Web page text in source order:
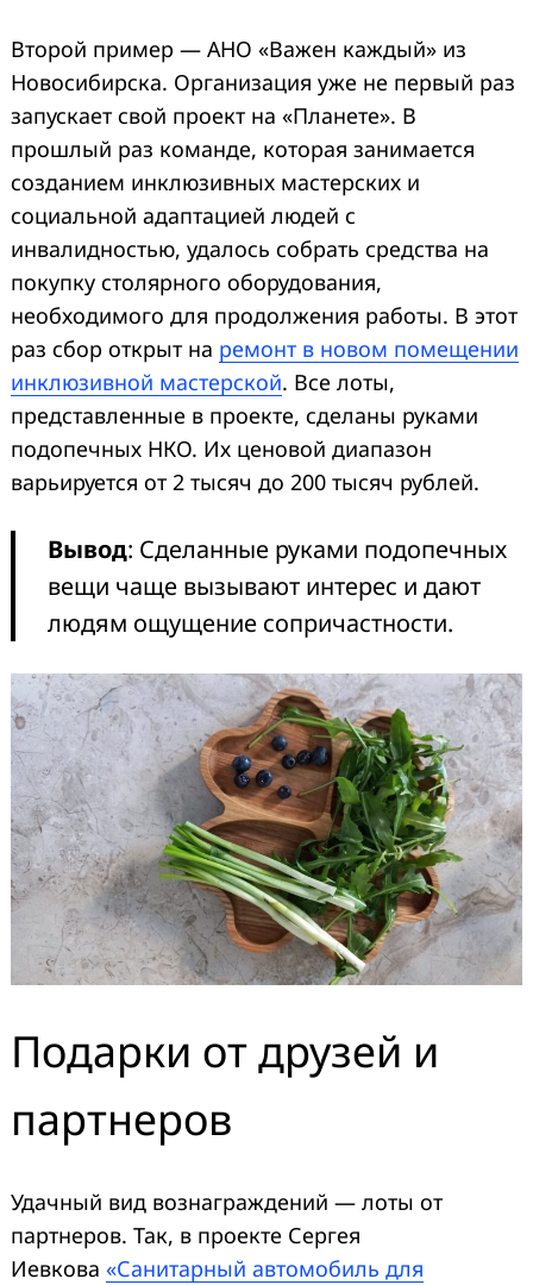
Второй пример — АНО «Важен каждый» из
Новосибирска. Организация уже не первый раз
запускает свой проект на «Планете». В
прошлый раз команде, которая занимается
созданием инклюзивных мастерских и
социальной адаптацией людей с
инвалидностью, удалось собрать средства на
покупку столярного оборудования,
необходимого для продолжения работы. В этот
раз сбор открыт на ремонт в новом помещении
инклюзивной мастерской. Все лоты,
представленные в проекте, сделаны руками
подопечных НКО. Их ценовой диапазон
варьируется от 2 тысяч до 200 тысяч рублей.
Вывод: Сделанные руками подопечных
вещи чаще вызывают интерес и дают
людям ощущение сопричастности.
Подарки от друзей и
партнеров
Удачный вид вознаграждений — лоты от
партнеров. Так, в проекте Сергея
Иевкова «Санитарный автомобиль для